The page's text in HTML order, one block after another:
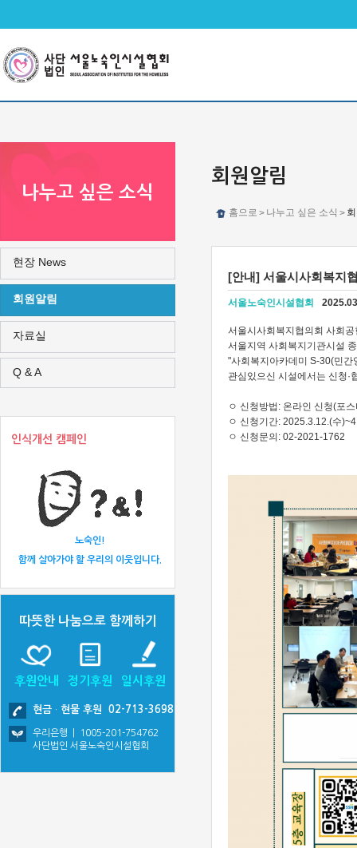
회원알림
홈으로 > 나누고 싶은 소식 >
[안내] 서울시사회복지
서울노숙인시설협회
서울시사회복지협의회 사회
서울지역 사회복지기관시설
"사회복지아카데미 S-30(민
관심있으신 시설에서는 신청·
ㅇ 신청방법: 온라인 신청(포
ㅇ 신청기간: 2025.3.12.(수
ㅇ 신청문의: 02-2021-1762
나누고 싶은 소식
현장 News
회원알림
자료실
Q & A
인식개선 캠페인
노숙인!
함께 살아가야 할 우리의 이웃입니다.
따뜻한 나눔으로 함께하기
후원안내 정기후원 일시후원
현금 · 현물 후원 02-713-3698
우리은행 | 1005-201-754762
사단법인 서울노숙인시설협회